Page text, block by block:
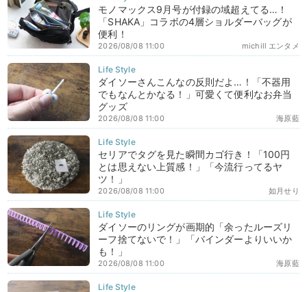
モノマックス9月号が付録の域超えてる…！
「SHAKA」コラボの4層ショルダーバッグが
便利！
michill エンタメ
2026/08/08 11:00
ダイソーさんこんなの反則だよ…！「不器用
でもなんとかなる！」可愛くて便利なお弁当
グッズ
海原藍
2026/08/08 11:00
セリアでタグを見た瞬間カゴ行き！「100円
とは思えない上質感！」「今流行ってるヤ
ツ！」
如月せり
2026/08/08 11:00
ダイソーのリングが画期的「余ったルーズリ
ーフ捨てないで！」「バインダーよりいいか
も！」
海原藍
2026/08/08 11:00